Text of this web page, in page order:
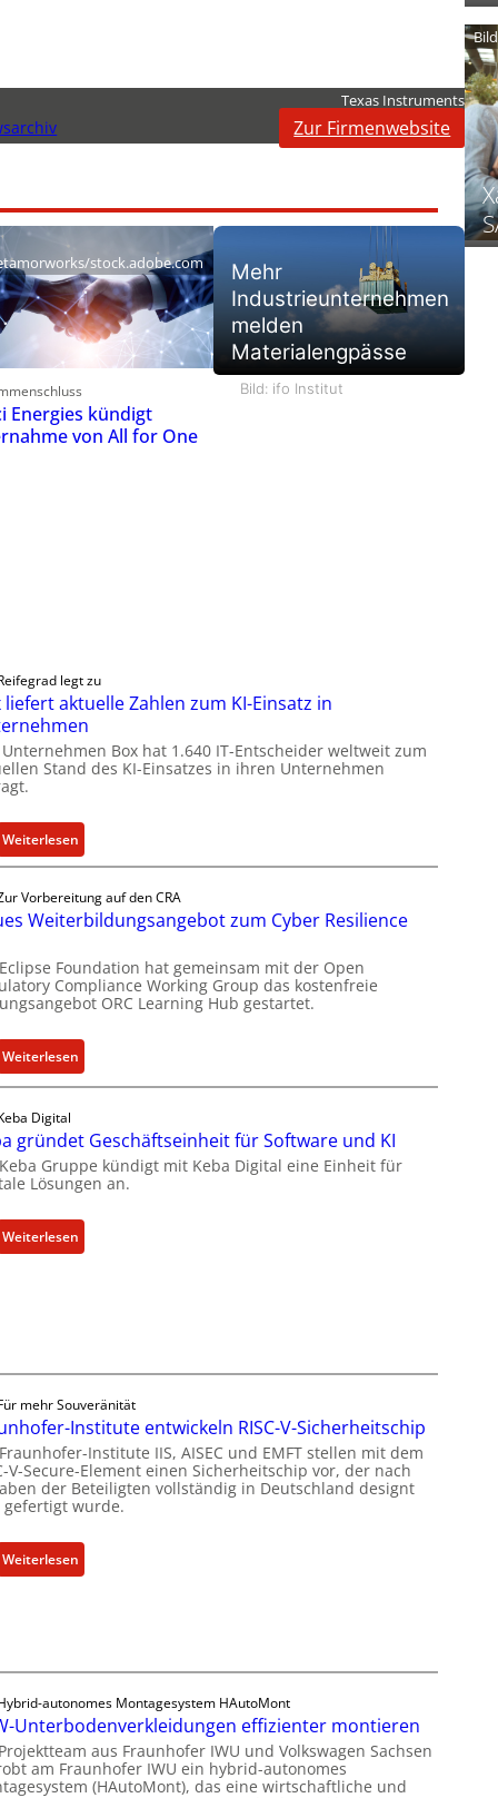
Texas Instruments
Zur Firmenwebsite
stock.adobe.com
Energies kündigt
von All for One
Mehr
Industrieunternehmen
melden
Materialengpässe
Bild: ifo Institut
legt zu
liefert aktuelle Zahlen zum KI-Einsatz in
Unternehmen Box hat 1.640 IT-Entscheider weltweit zum
Stand des KI-Einsatzes in ihren Unternehmen
Weiterlesen:
B
x
l
e
f
t
t
u
e
l
e
e
n
z
u
m
K
I
-
E
t
z
i
n
U
Vorbereitung auf den CRA
Weiterbildungsangebot zum Cyber Resilience
Foundation hat gemeinsam mit der Open
Compliance Working Group das kostenfreie
ORC Learning Hub gestartet.
Weiterlesen:
N
e
s
W
e
i
d
u
n
g
s
n
g
u
m
C
y
Digital
gründet Geschäftseinheit für Software und KI
Gruppe kündigt mit Keba Digital eine Einheit für
Lösungen an.
Weiterlesen:
K
r
ü
n
d
e
t
G
e
s
t
s
e
i
n
mehr Souveränität
Institute entwickeln RISC-V-Sicherheitschip
Institute IIS, AISEC und EMFT stellen mit dem
V-Secure-Element einen Sicherheitschip vor, der nach
der Beteiligten vollständig in Deutschland designt
wurde.
Weiterlesen:
F
n
h
o
f
e
r
autonomes Montagesystem HAutoMont
Unterbodenverkleidungen effizienter montieren
aus Fraunhofer IWU und Volkswagen Sachsen
am Fraunhofer IWU ein hybrid-autonomes
(HAutoMont), das eine wirtschaftliche und